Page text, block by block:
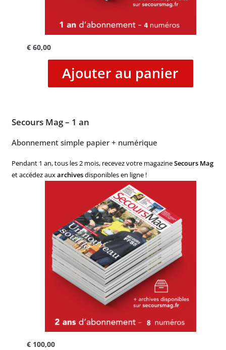
€60,00
Ajouter au panier
Secours Mag – 1 an
Abonnement simple papier + numérique
Pendant 1 an, tous les 2 mois, recevez votre magazineSecours Mag
et accédez auxarchivesdisponibles en ligne !
€100,00